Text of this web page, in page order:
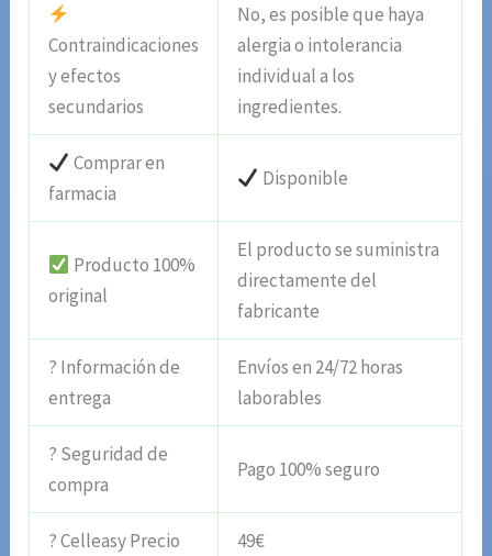
Contraindicaciones
y efectos
secundarios
No, es posible que haya
alergia o intolerancia
individual a los
ingredientes.
Comprar en
farmacia
Disponible
Producto 100%
original
El producto se suministra
directamente del
fabricante
? Información de
entrega
Envíos en 24/72 horas
laborables
? Seguridad de
compra
Pago 100% seguro
? Celleasy Precio 49€